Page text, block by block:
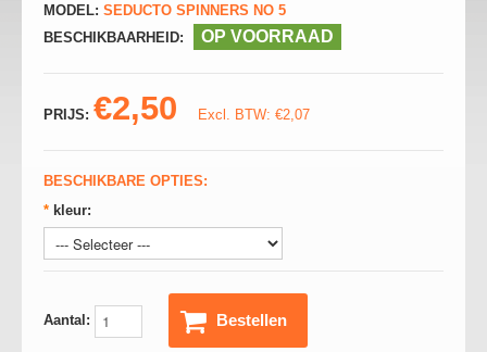
MODEL: SEDUCTO SPINNERS NO 5
BESCHIKBAARHEID:
OP VOORRAAD
PRIJS: €2,50 Excl. BTW: €2,07
BESCHIKBARE OPTIES:
* kleur:
Aantal: Bestellen